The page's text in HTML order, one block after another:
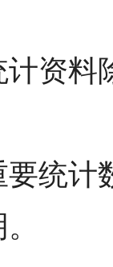
计资
统计